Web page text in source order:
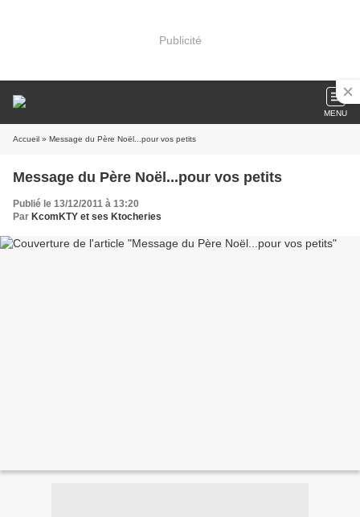
Publicité
MENU
Accueil » Message du Père Noël...pour vos petits
Message du Père Noël...pour vos petits
Publié le 13/12/2011 à 13:20
Par KcomKTY et ses Ktocheries